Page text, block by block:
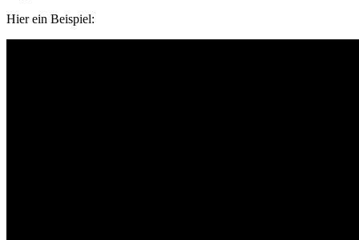
Hier ein Beispiel: